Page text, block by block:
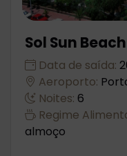
Sol Sun
Data de saída:
Aeroporto:
Noites: 6
Regime
almoço